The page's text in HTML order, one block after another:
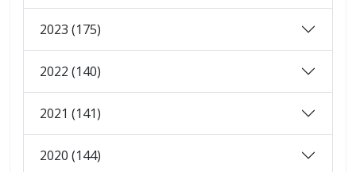
2023 (175)
2022 (140)
2021 (141)
2020 (144)